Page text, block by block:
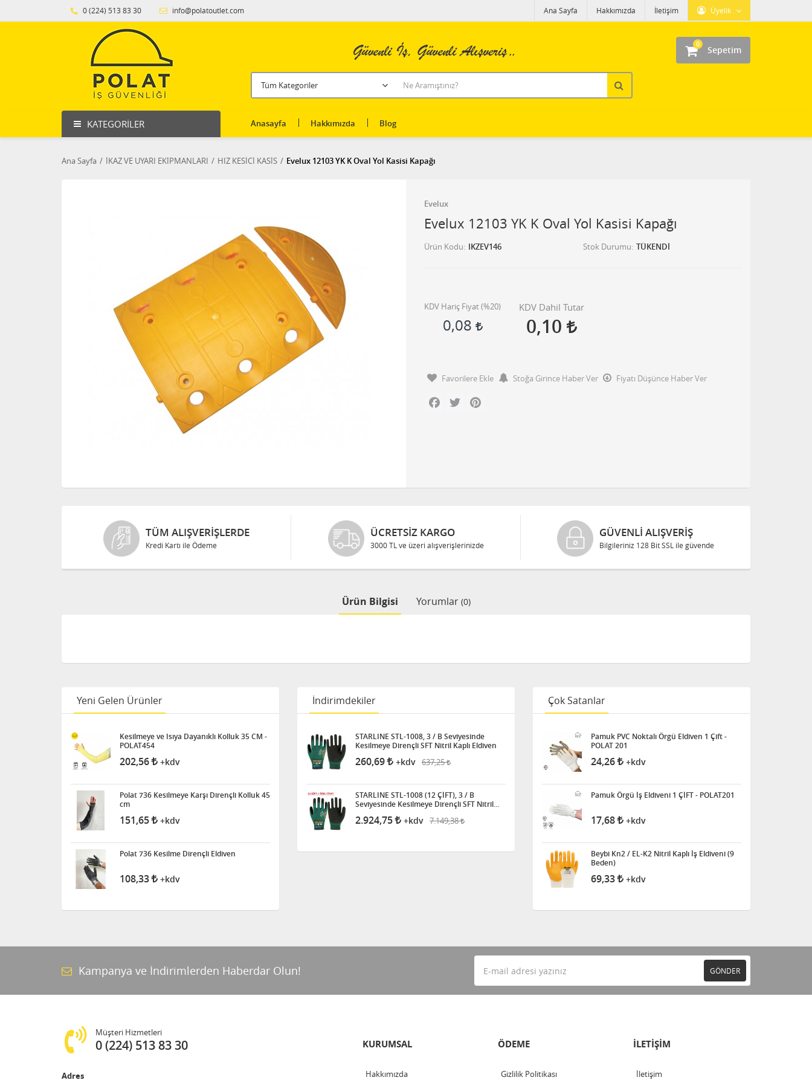
0 (224) 513 83 30 info@polatoutlet.com Üyelik
Ana Sayfa Hakkımızda İletişim
Sepetim
0
KATEGORILER Anasayfa Hakkımızda Blog
Ana Sayfa İKAZ VE UYARI EKİPMANLARI HIZ KESİCİ KASİS Evelux 12103 YK K Oval Yol Kasisi Kapağı
Evelux
Evelux 12103 YK K Oval Yol Kasisi Kapağı
Ürün Kodu IKZEV146 Stok Durumu TÜKENDİ
KDV Hariç Fiyat (%20)
0,08
KDV Dahil Tutar
0,10
Favorilere Ekle Stoğa Girince Haber Ver
Fiyatı Düşünce Haber Ver
Facebook
Twitter
TÜM ALIŞVERIŞLERDE
Kredi Kartı ile Ödeme
ÜCRETSIZ KARGO
3000 TL ve üzeri alışverişlerinizde
GÜVENLI ALIŞVERIŞ
Bilgileriniz 128 Bit SSL ile güvende
Ürün Bilgisi Yorumlar (0)
Yeni Gelen Ürünler
Kesilmeye ve Isıya Dayanıklı Kolluk 35 CM -
POLAT454
202,56 +kdv
Polat 736 Kesilmeye Karşı Dirençli Kolluk 45
cm
151,65 +kdv
Polat 736 Kesilme Dirençli Eldiven
108,33 +kdv
İndirimdekiler
STARLINE STL-1008, 3 / B Seviyesinde
Kesilmeye Dirençli SFT Nitril Kaplı Eldiven
260,69 +kdv 637,25
STARLINE STL-1008 (12 ÇİFT), 3 / B
Seviyesinde Kesilmeye Dirençli SFT Nitril
2.924,75 +kdv 7.149,38
Çok Satanlar
Pamuk PVC Noktalı Örgü Eldiven 1 Çift -
POLAT 201
24,26 +kdv
Pamuk Örgü İş Eldiveni 1 ÇİFT - POLAT201
17,68 +kdv
Beybi Kn2 / EL-K2 Nitril Kaplı İş Eldiveni (9
Beden)
69,33 +kdv
Kampanya ve İndirimlerden Haberdar Olun! GÖNDER
Müşteri Hizmetleri
0 (224) 513 83 30
Adres
KURUMSAL
Hakkımızda
ÖDEME
Gizlilik Politikası
İLETİŞİM
İletişim